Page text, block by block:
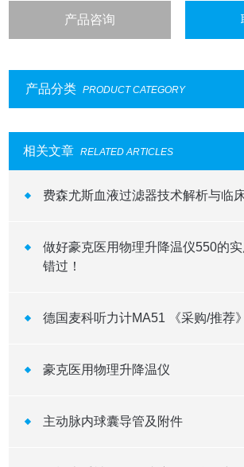
产品咨询
产品分类 PRODUCT CATEGORY
相关文章 RELATED ARTICLES
费森尤斯血液过滤器技术解析与临
做好豪克医用物理升降温仪550的实
错过！
德国麦科听力计MA51 《采购/推荐》
豪克医用物理升降温仪
主动脉内球囊导管及附件